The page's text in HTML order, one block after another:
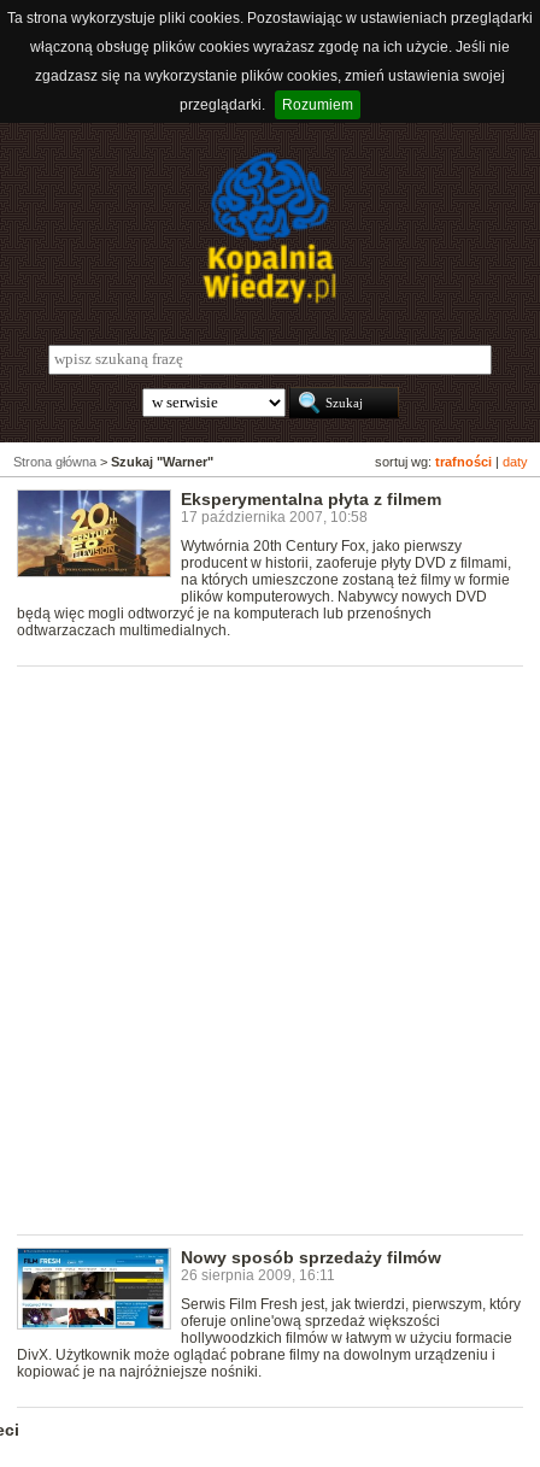
Ta strona wykorzystuje pliki cookies. Pozostawiając w ustawieniach przeglądarki
włączoną obsługę plików cookies wyrażasz zgodę na ich użycie. Jeśli nie
zgadzasz się na wykorzystanie plików cookies, zmień ustawienia swojej
przeglądarki.
Rozumiem
sortuj wg: trafności daty
Strona główna > Szukaj "Warner"
Eksperymentalna płyta z filmem
17 października 2007, 10:58
Wytwórnia 20th Century Fox, jako pierwszy
producent w historii, zaoferuje płyty DVD z filmami,
na których umieszczone zostaną też filmy w formie
plików komputerowych. Nabywcy nowych DVD
będą więc mogli odtworzyć je na komputerach lub przenośnych
odtwarzaczach multimedialnych.
Nowy sposób sprzedaży filmów
26 sierpnia 2009, 16:11
Serwis Film Fresh jest, jak twierdzi, pierwszym, który
oferuje online'ową sprzedaż większości
hollywoodzkich filmów w łatwym w użyciu formacie
DivX. Użytkownik może oglądać pobrane filmy na dowolnym urządzeniu i
kopiować je na najróżniejsze nośniki.